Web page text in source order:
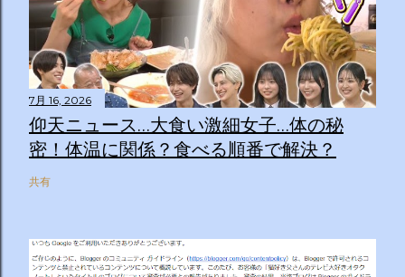
7月 16, 2026
仰天ニュース…大食い激細女子…体の秘
密！体温に関係？食べる順番で解決？
共有